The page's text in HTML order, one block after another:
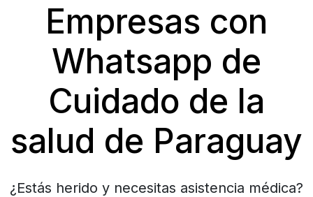
Empresas con
Whatsapp de
Cuidado de la
salud de Paraguay
¿Estás herido y necesitas asistencia médica?